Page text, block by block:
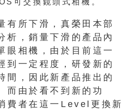
可交換鏡頭式相機。
有所下滑，真榮田本部
析，銷量下滑的產品內
眼相機，由於目前這一
到一定程度，研發新的
間，因此新產品推出的
而由於看不到新的功
費者在這一Level更換新